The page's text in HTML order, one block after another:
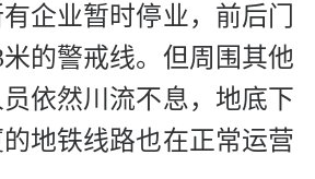
企业暂时停业，前后门
的警戒线。但周围其他
依然川流不息，地底下
地铁线路也在正常运营